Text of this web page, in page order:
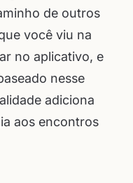
de outros
você viu na
no aplicativo, e
nesse
adiciona
aos encontros